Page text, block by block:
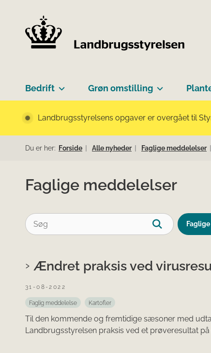
Bedrift Grøn omstilling
Landbrugsstyrelsens opgaver er overgået til
Du er her: Forside Alle nyheder Faglige meddelelser
Faglige meddelelser
Ændret praksis ved
31-08-2022
Faglig meddelelse Kartofler
Til den kommende og fremtidige sæsoner med
Landbrugsstyrelsen praksis ved et prøveresultat på